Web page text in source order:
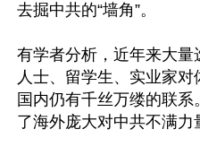
去掘中共的“墙角”。
有学者分析，近年来大量
人士、留学生、实业家
国内仍有千丝万缕的联
了海外庞大对中共不满力